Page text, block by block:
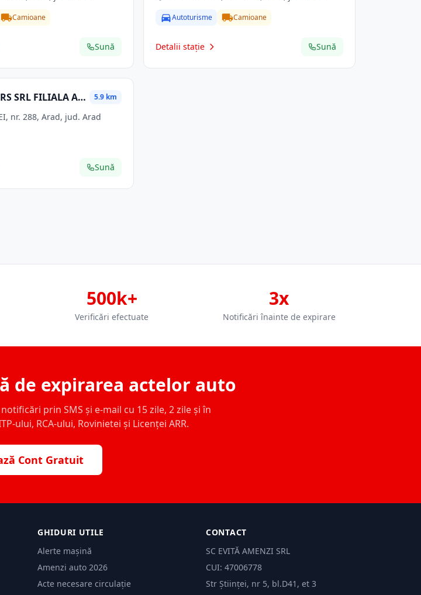
Camioane
Sună
Autoturisme Camioane
Detalii stație Sună
QUARK MOTORS SRL FILIALA ARAD 5.9 km
nr. 288, Arad, jud. Arad
Sună
500k+
Verificări efectuate
3x
Notificări înainte de expirare
de expirarea actelor auto
prin SMS și e-mail cu 15 zile, 2 zile și în
ului, RCA-ului, Rovinietei și Licenței ARR.
Cont Gratuit
GHIDURI UTILE
Alerte mașină
Amenzi auto 2026
Acte necesare circulație
CONTACT
SC EVITĂ AMENZI SRL
CUI: 47006778
Str Științei, nr 5, bl.D41, et 3